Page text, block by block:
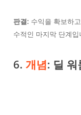
판결: 수익을 확보하
수적인 마지막 단계입
6. 개념: 딜 워